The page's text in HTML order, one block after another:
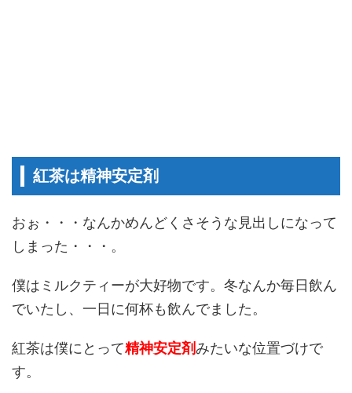
紅茶は精神安定剤
おぉ・・・なんかめんどくさそうな見出しになって
しまった・・・。
僕はミルクティーが大好物です。冬なんか毎日飲ん
でいたし、一日に何杯も飲んでました。
紅茶は僕にとって精神安定剤みたいな位置づけで
す。